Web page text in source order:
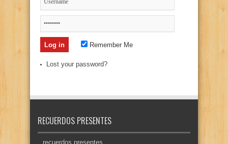
Remember Me
Lost your password?
RECUERDOS PRESENTES
recuerdos presentes